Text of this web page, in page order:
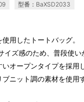
型番：BaXSD2033
用したトートバッグ。
イズ感のため、普段使い
オープンタイプを採用
ニット調の素材を使用